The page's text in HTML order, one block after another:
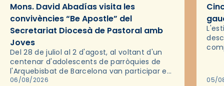
Mons. David Abadías visita les
convivències “Be Apostle” del
Secretariat Diocesà de Pastoral amb
Joves
Del 28 de juliol al 2 d'agost, al voltant d'un
centenar d'adolescents de parròquies de
l'Arquebisbat de Barcelona van participar en
les convivències Be Apostle, organitzades
06/08/2026 05/